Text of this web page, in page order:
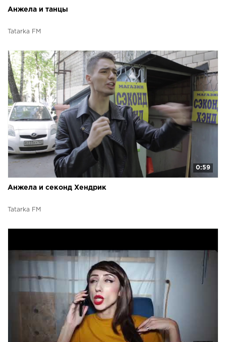
Анжела и танцы
Tatarka FM
0:59
Анжела и секонд Хендрик
Tatarka FM